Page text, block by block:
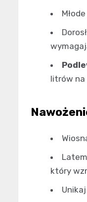
litrów na
który